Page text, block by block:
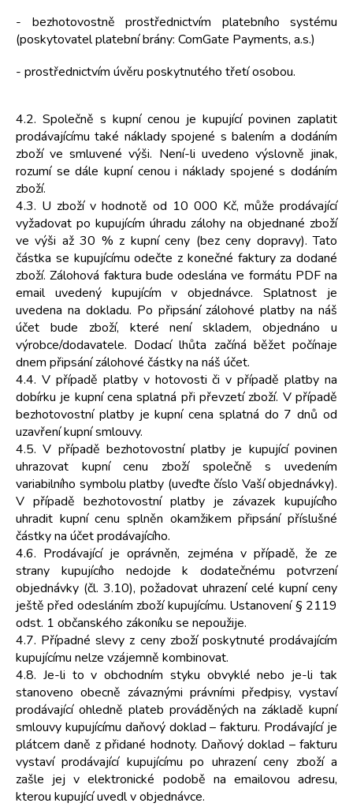
- bezhotovostně prostřednictvím platebního systému
(poskytovatel platební brány: ComGate Payments, a.s.)
- prostřednictvím úvěru poskytnutého třetí osobou.
4.2. Společně s kupní cenou je kupující povinen zaplatit
prodávajícímu také náklady spojené s balením a dodáním
zboží ve smluvené výši. Není-li uvedeno výslovně jinak,
rozumí se dále kupní cenou i náklady spojené s dodáním
zboží.
4.3. U zboží v hodnotě od 10 000 Kč, může prodávající
vyžadovat po kupujícím úhradu zálohy na objednané zboží
ve výši až 30 % z kupní ceny (bez ceny dopravy). Tato
částka se kupujícímu odečte z konečné faktury za dodané
zboží. Zálohová faktura bude odeslána ve formátu PDF na
email uvedený kupujícím v objednávce. Splatnost je
uvedena na dokladu. Po připsání zálohové platby na náš
účet bude zboží, které není skladem, objednáno u
výrobce/dodavatele. Dodací lhůta začíná běžet počínaje
dnem připsání zálohové částky na náš účet.
4.4. V případě platby v hotovosti či v případě platby na
dobírku je kupní cena splatná při převzetí zboží. V případě
bezhotovostní platby je kupní cena splatná do 7 dnů od
uzavření kupní smlouvy.
4.5. V případě bezhotovostní platby je kupující povinen
uhrazovat kupní cenu zboží společně s uvedením
variabilního symbolu platby (uveďte číslo Vaší objednávky).
V případě bezhotovostní platby je závazek kupujícího
uhradit kupní cenu splněn okamžikem připsání příslušné
částky na účet prodávajícího.
4.6. Prodávající je oprávněn, zejména v případě, že ze
strany kupujícího nedojde k dodatečnému potvrzení
objednávky (čl. 3.10), požadovat uhrazení celé kupní ceny
ještě před odesláním zboží kupujícímu. Ustanovení § 2119
odst. 1 občanského zákoníku se nepoužije.
4.7. Případné slevy z ceny zboží poskytnuté prodávajícím
kupujícímu nelze vzájemně kombinovat.
4.8. Je-li to v obchodním styku obvyklé nebo je-li tak
stanoveno obecně závaznými právními předpisy, vystaví
prodávající ohledně plateb prováděných na základě kupní
smlouvy kupujícímu daňový doklad – fakturu. Prodávající je
plátcem daně z přidané hodnoty. Daňový doklad – fakturu
vystaví prodávající kupujícímu po uhrazení ceny zboží a
zašle jej v elektronické podobě na emailovou adresu,
kterou kupující uvedl v objednávce.